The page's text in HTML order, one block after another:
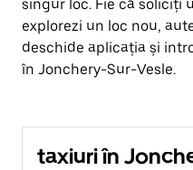
singur loc. Fie că soliciți
explorezi un loc nou,
deschide aplicația și
în Jonchery-Sur-Vesle.
taxiuri în